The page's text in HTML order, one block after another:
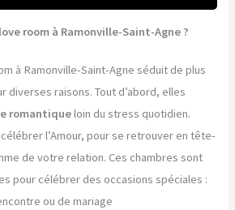
room à Ramonville-Saint-Agne ?
à Ramonville-Saint-Agne séduit de plus
diverses raisons. Tout d’abord, elles
romantiqueloin du stress quotidien.
célébrer l’Amour, pour se retrouver en tête-
de votre relation. Ces chambres sont
pour célébrer des occasions spéciales :
ou de mariage